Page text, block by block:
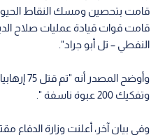
قامت بتحصين ومسك النقاط
قامت قوات قيادة عمليات صلاح
النفطي – تل أبو جراد".
وأوضح
وتفكيك 200 عبوة ناسفة ".
وفي بيان آخر، أعلنت وزارة